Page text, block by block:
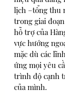
lịch –tổng thu
trong giai
hỗ trợ của
vực hướng
mặc dù các
ứng mọi yêu
trình độ cạnh
của mình.